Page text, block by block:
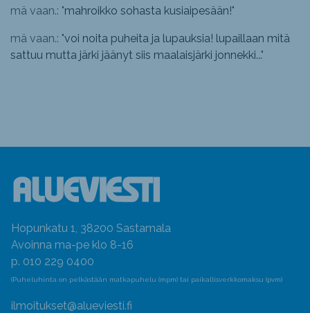
mä vaan.: "mahroikko sohasta kusiaipesään!"
mä vaan.: "voi noita puheita ja lupauksia! lupaillaan mitä
sattuu mutta järki jäänyt siis maalaisjärki jonnekki..."
Hopunkatu 1, 38200 Sastamala
Avoinna ma-pe klo 8-16
p. 010 229 0400
(Puheluhinta on pelkästään matkapuhelu (mpm) tai paikallisverkkomaksu (pvm)
ilmoitukset@alueviesti.fi